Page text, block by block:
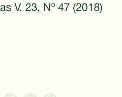
V. 23, Nº 47 (2018)